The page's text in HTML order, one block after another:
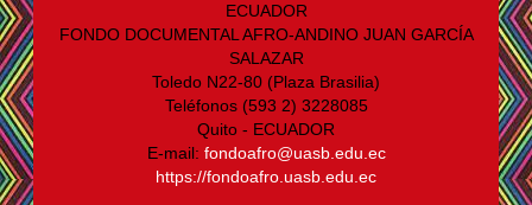
ECUADOR
FONDO DOCUMENTAL AFRO-ANDINO JUAN GARCÍA
SALAZAR
Toledo N22-80 (Plaza Brasilia)
Teléfonos (593 2) 3228085
Quito - ECUADOR
E-mail: fondoafro@uasb.edu.ec
https://fondoafro.uasb.edu.ec